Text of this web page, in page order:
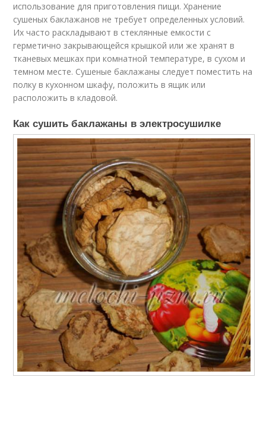
использование для приготовления пищи. Хранение
сушеных баклажанов не требует определенных условий.
Их часто раскладывают в стеклянные емкости с
герметично закрывающейся крышкой или же хранят в
тканевых мешках при комнатной температуре, в сухом и
темном месте. Сушеные баклажаны следует поместить на
полку в кухонном шкафу, положить в ящик или
расположить в кладовой.
Как сушить баклажаны в электросушилке